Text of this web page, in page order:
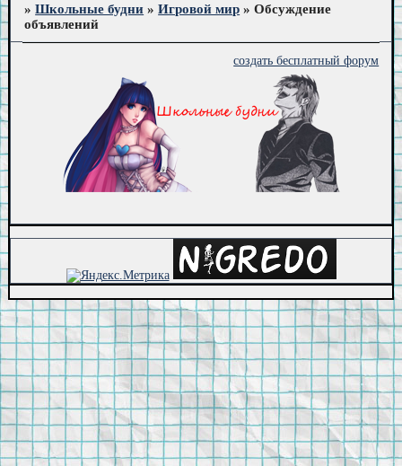
»Школьные будни »Игровой мир »Обсуждение
объявлений
создать бесплатный форум